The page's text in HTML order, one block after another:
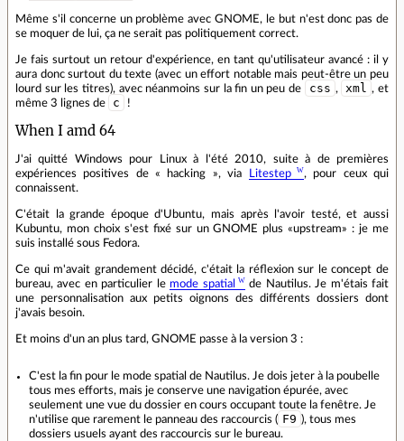
Même s'il concerne un problème avec GNOME, le but n'est donc pas de
se moquer de lui, ça ne serait pas politiquement correct.
Je fais surtout un retour d'expérience, en tant qu'utilisateur avancé : il y
aura donc surtout du texte (avec un effort notable mais peut-être un peu
lourd sur les titres), avec néanmoins sur la fin un peu de
css , xml , et
même 3 lignes de
c !
When I amd 64
J'ai quitté Windows pour Linux à l'été 2010, suite à de premières
expériences positives de « hacking », via
Litestep
, pour ceux qui
connaissent.
C'était la grande époque d'Ubuntu, mais après l'avoir testé, et aussi
Kubuntu, mon choix s'est fixé sur un GNOME plus «upstream» : je me
suis installé sous Fedora.
Ce qui m'avait grandement décidé, c'était la réflexion sur le concept de
bureau, avec en particulier le mode spatial
de Nautilus. Je m'étais fait
une personnalisation aux petits oignons des différents dossiers dont
j'avais besoin.
Et moins d'un an plus tard, GNOME passe à la version 3 :
C'est la fin pour le mode spatial de Nautilus. Je dois jeter à la poubelle
tous mes efforts, mais je conserve une navigation épurée, avec
seulement une vue du dossier en cours occupant toute la fenêtre. Je
n'utilise que rarement le panneau des raccourcis ( F9 ), tous mes
dossiers usuels ayant des raccourcis sur le bureau.